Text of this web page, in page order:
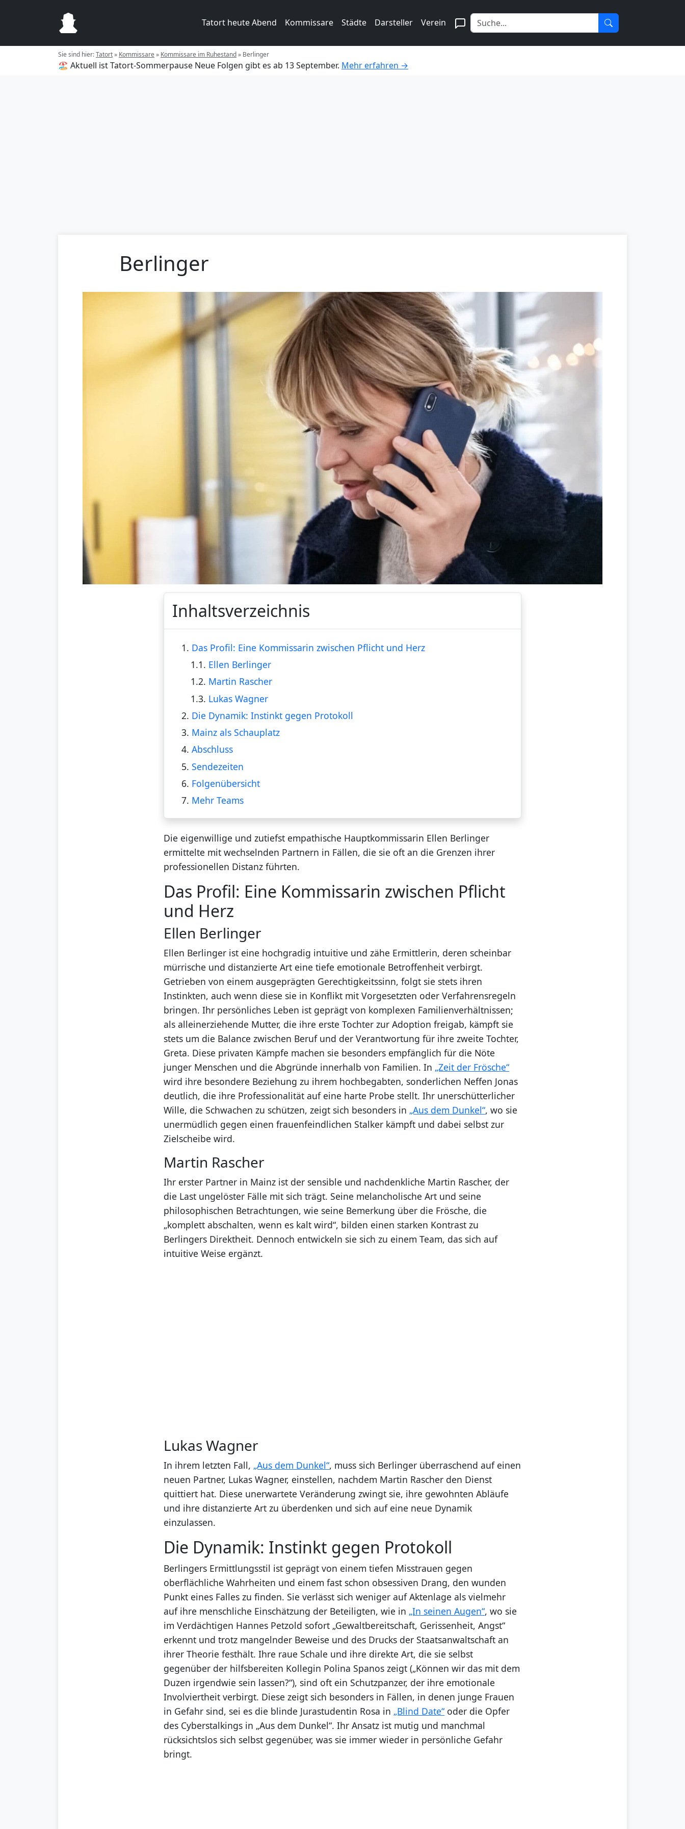
Tatort heute Abend Kommissare Städte Darsteller Verein
Sie sind hier:Tatort» Kommissare» Kommissare im Ruhestand» Berlinger
🏖️ Aktuell ist Tatort-Sommerpause Neue Folgen gibt es ab 13 September. Mehr erfahren →
Berlinger
Inhaltsverzeichnis
1. Das Profil: Eine Kommissarin zwischen Pflicht und Herz
1.1. Ellen Berlinger
1.2. Martin Rascher
1.3. Lukas Wagner
2. Die Dynamik: Instinkt gegen Protokoll
3. Mainz als Schauplatz
4. Abschluss
5. Sendezeiten
6. Folgenübersicht
7. Mehr Teams
Die eigenwillige und zutiefst empathische Hauptkommissarin Ellen Berlinger
ermittelte mit wechselnden Partnern in Fällen, die sie oft an die Grenzen ihrer
professionellen Distanz führten.
Das Profil: Eine Kommissarin zwischen Pflicht
und Herz
Ellen Berlinger
Ellen Berlinger ist eine hochgradig intuitive und zähe Ermittlerin, deren scheinbar
mürrische und distanzierte Art eine tiefe emotionale Betroffenheit verbirgt.
Getrieben von einem ausgeprägten Gerechtigkeitssinn, folgt sie stets ihren
Instinkten, auch wenn diese sie in Konflikt mit Vorgesetzten oder Verfahrensregeln
bringen. Ihr persönliches Leben ist geprägt von komplexen Familienverhältnissen;
als alleinerziehende Mutter, die ihre erste Tochter zur Adoption freigab, kämpft sie
stets um die Balance zwischen Beruf und der Verantwortung für ihre zweite Tochter,
Greta. Diese privaten Kämpfe machen sie besonders empfänglich für die Nöte
junger Menschen und die Abgründe innerhalb von Familien. In „Zeit der Frösche“
wird ihre besondere Beziehung zu ihrem hochbegabten, sonderlichen Neffen Jonas
deutlich, die ihre Professionalität auf eine harte Probe stellt. Ihr unerschütterlicher
Wille, die Schwachen zu schützen, zeigt sich besonders in „Aus dem Dunkel“, wo sie
unermüdlich gegen einen frauenfeindlichen Stalker kämpft und dabei selbst zur
Zielscheibe wird.
Martin Rascher
Ihr erster Partner in Mainz ist der sensible und nachdenkliche Martin Rascher, der
die Last ungelöster Fälle mit sich trägt. Seine melancholische Art und seine
philosophischen Betrachtungen, wie seine Bemerkung über die Frösche, die
„komplett abschalten, wenn es kalt wird“, bilden einen starken Kontrast zu
Berlingers Direktheit. Dennoch entwickeln sie sich zu einem Team, das sich auf
intuitive Weise ergänzt.
Lukas Wagner
In ihrem letzten Fall, „Aus dem Dunkel“, muss sich Berlinger überraschend auf einen
neuen Partner, Lukas Wagner, einstellen, nachdem Martin Rascher den Dienst
quittiert hat. Diese unerwartete Veränderung zwingt sie, ihre gewohnten Abläufe
und ihre distanzierte Art zu überdenken und sich auf eine neue Dynamik
einzulassen.
Die Dynamik: Instinkt gegen Protokoll
Berlingers Ermittlungsstil ist geprägt von einem tiefen Misstrauen gegen
oberflächliche Wahrheiten und einem fast schon obsessiven Drang, den wunden
Punkt eines Falles zu finden. Sie verlässt sich weniger auf Aktenlage als vielmehr
auf ihre menschliche Einschätzung der Beteiligten, wie in „In seinen Augen“, wo sie
im Verdächtigen Hannes Petzold sofort „Gewaltbereitschaft, Gerissenheit, Angst“
erkennt und trotz mangelnder Beweise und des Drucks der Staatsanwaltschaft an
ihrer Theorie festhält. Ihre raue Schale und ihre direkte Art, die sie selbst
gegenüber der hilfsbereiten Kollegin Polina Spanos zeigt („Können wir das mit dem
Duzen irgendwie sein lassen?“), sind oft ein Schutzpanzer, der ihre emotionale
Involviertheit verbirgt. Diese zeigt sich besonders in Fällen, in denen junge Frauen
in Gefahr sind, sei es die blinde Jurastudentin Rosa in „Blind Date“ oder die Opfer
des Cyberstalkings in „Aus dem Dunkel“. Ihr Ansatz ist mutig und manchmal
rücksichtslos sich selbst gegenüber, was sie immer wieder in persönliche Gefahr
bringt.